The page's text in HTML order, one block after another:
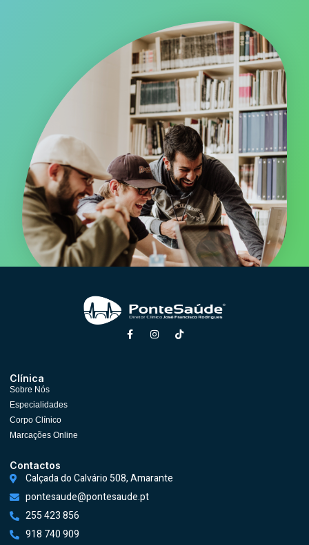
Clínica
Sobre Nós
Especialidades
Corpo Clínico
Marcações Online
Contactos
Calçada do Calvário 508, Amarante
pontesaude@pontesaude.pt
255 423 856
918 740 909